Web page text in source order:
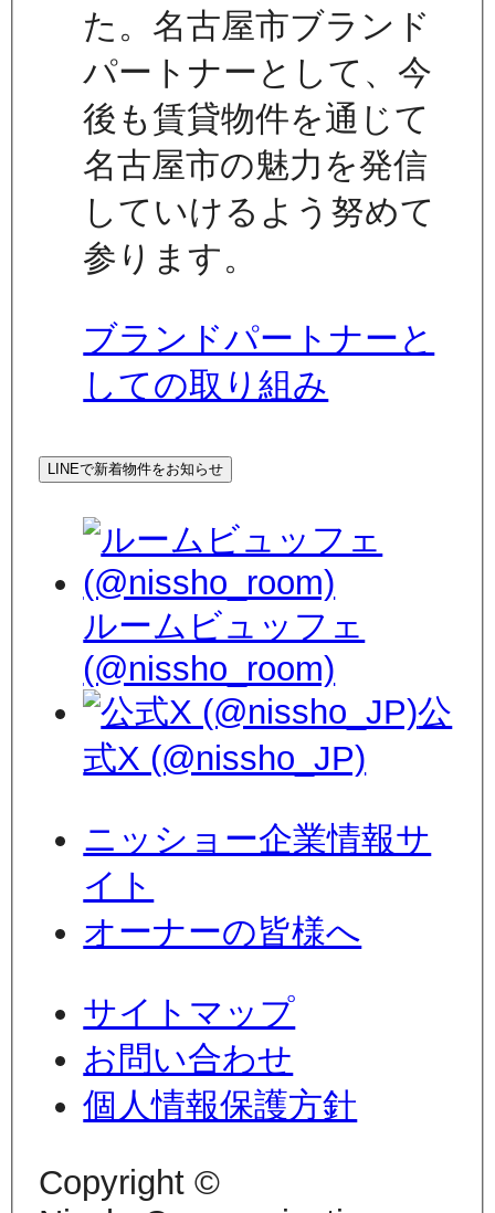
た。名古屋市ブランド
パートナーとして、今
後も賃貸物件を通じて
名古屋市の魅力を発信
していけるよう努めて
参ります。
ブランドパートナーと
しての取り組み
LINEで新着物件をお知らせ
ルームビュッフェ
(@nissho_room)
公
式X (@nissho_JP)
ニッショー企業情報サ
イト
オーナーの皆様へ
サイトマップ
お問い合わせ
個人情報保護方針
Copyright ©